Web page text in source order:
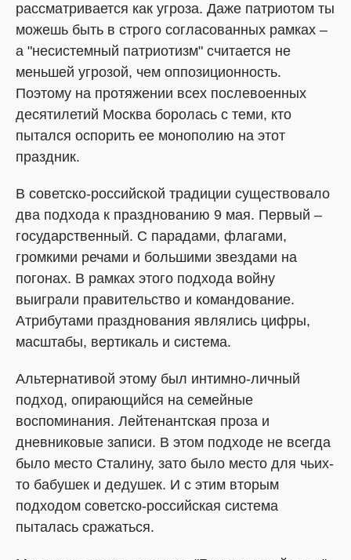
рассматривается как угроза. Даже патриотом ты
можешь быть в строго согласованных рамках –
а "несистемный патриотизм" считается не
меньшей угрозой, чем оппозиционность.
Поэтому на протяжении всех послевоенных
десятилетий Москва боролась с теми, кто
пытался оспорить ее монополию на этот
праздник.
В советско-российской традиции существовало
два подхода к празднованию 9 мая. Первый –
государственный. С парадами, флагами,
громкими речами и большими звездами на
погонах. В рамках этого подхода войну
выиграли правительство и командование.
Атрибутами празднования являлись цифры,
масштабы, вертикаль и система.
Альтернативой этому был интимно-личный
подход, опирающийся на семейные
воспоминания. Лейтенантская проза и
дневниковые записи. В этом подходе не всегда
было место Сталину, зато было место для чьих-
то бабушек и дедушек. И с этим вторым
подходом советско-российская система
пыталась сражаться.